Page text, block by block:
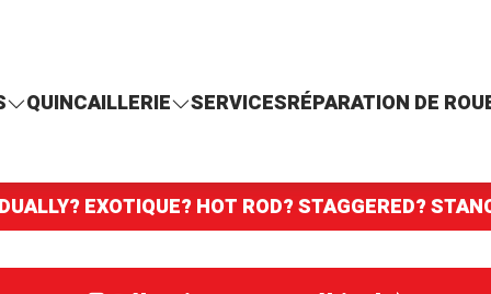
QUINCAILLERIE SERVICESRÉPARATION DE
EXOTIQUE? HOT ROD? STAGGERED?